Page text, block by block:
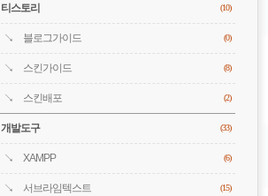
티스토리 (10)
블로그가이드 (0)
스킨가이드 (8)
스킨배포 (2)
개발도구 (33)
XAMPP (6)
서브라임텍스트 (15)